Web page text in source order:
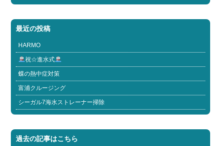
最近の投稿
HARMO
祝☆進水式
蝶の熱中症対策
富浦クルージング
シーガル7海水ストレーナー掃除
過去の記事はこちら